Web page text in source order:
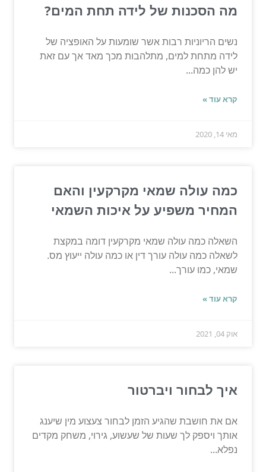
מה הסכנות של לידה תחת המים?
נשים הריוניות רבות אשר שומעות על האופציה של
לידה מתחת למים, מתלהבות מכך מאד אך עם זאת
יש להן כמה...
קרא עוד »
מאי 14, 2020
כמה עולה שמאי מקרקעין והאם
המחיר משפיע על איכות השמאי
השאלה כמה עולה שמאי מקרקעין דומה במקצת
לשאלה כמה עולה עורך דין או כמה עולה ייעוץ מס.
שמאי, כמו עורך...
קרא עוד »
אוק 04, 2021
איך לבחור ויברטור
אם את חושבת שהגיע הזמן לבחור צעצוע מין שיענג
אותך ויספק לך שעות של שעשוע, גירוי, משחק מקדים
נפלא...